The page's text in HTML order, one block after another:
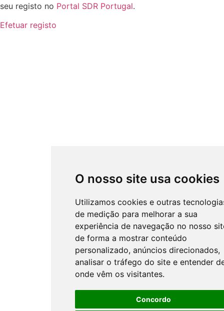
O nosso site usa cookies
Utilizamos cookies e outras
de medição para melhorar a sua
experiência de navegação no nosso
de forma a mostrar conteúdo
personalizado, anúncios direcionados,
analisar o tráfego do site e entender
onde vêm os visitantes.
Concordo
seu registo no Portal SDR Portugal.
Efetuar registo